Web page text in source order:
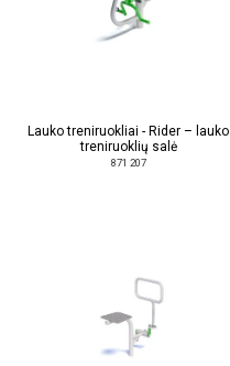
Lauko treniruokliai - Rider – lauko
treniruoklių salė
871 207